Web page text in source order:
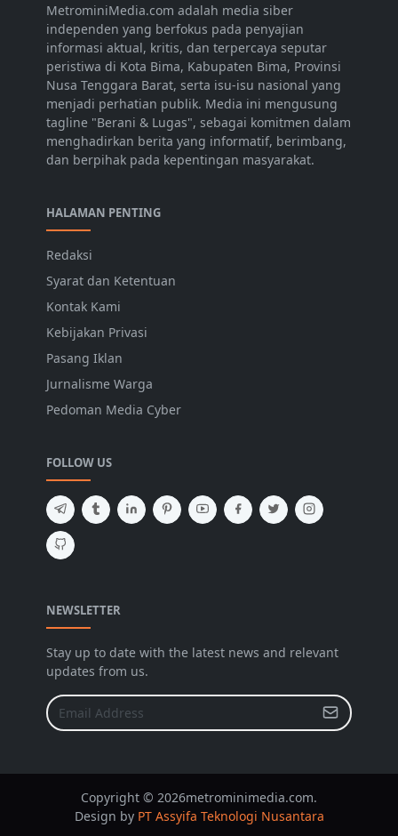
MetrominiMedia.com adalah media siber
independen yang berfokus pada penyajian
informasi aktual, kritis, dan terpercaya seputar
peristiwa di Kota Bima, Kabupaten Bima, Provinsi
Nusa Tenggara Barat, serta isu-isu nasional yang
menjadi perhatian publik. Media ini mengusung
tagline "Berani & Lugas", sebagai komitmen dalam
menghadirkan berita yang informatif, berimbang,
dan berpihak pada kepentingan masyarakat.
HALAMAN PENTING
Redaksi
Syarat dan Ketentuan
Kontak Kami
Kebijakan Privasi
Pasang Iklan
Jurnalisme Warga
Pedoman Media Cyber
FOLLOW US
NEWSLETTER
Stay up to date with the latest news and relevant
updates from us.
Copyright © 2026metrominimedia.com.
Design by PT Assyifa Teknologi Nusantara